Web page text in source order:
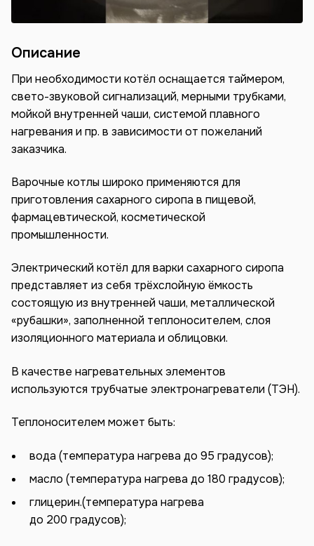
Описание
При необходимости котёл оснащается таймером,
свето-звуковой сигнализаций, мерными трубками,
мойкой внутренней чаши, системой плавного
нагревания и пр. в зависимости от пожеланий
заказчика.
Варочные котлы широко применяются для
приготовления сахарного сиропа в пищевой,
фармацевтической, косметической
промышленности.
Электрический котёл для варки сахарного сиропа
представляет из себя трёхслойную ёмкость
состоящую из внутренней чаши, металлической
«рубашки», заполненной теплоносителем, слоя
изоляционного материала и облицовки.
В качестве нагревательных элементов
используются трубчатые электронагреватели (ТЭН).
Теплоносителем может быть:
вода (температура нагрева до 95 градусов);
масло (температура нагрева до 180 градусов);
глицерин.(температура нагрева
до 200 градусов);